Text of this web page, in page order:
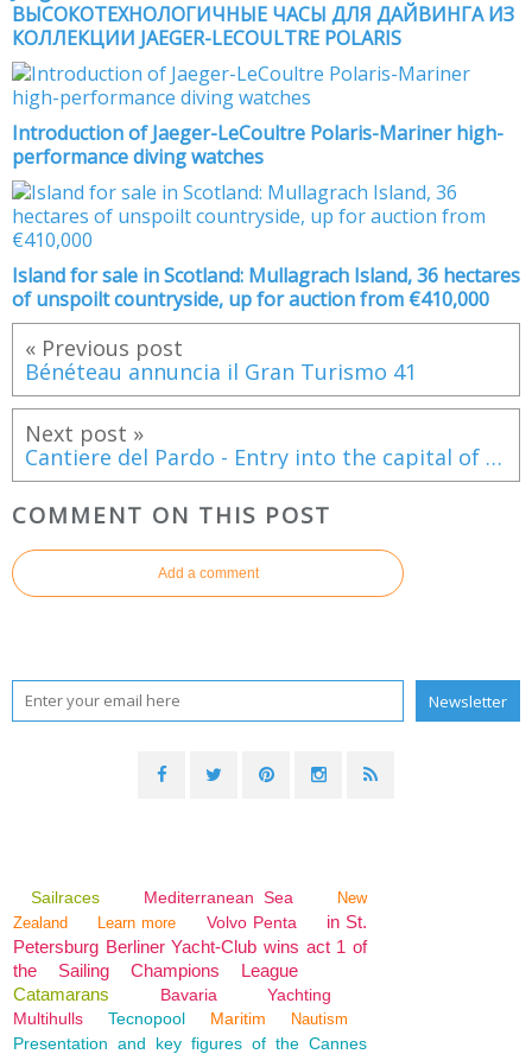
ВЫСОКОТЕХНОЛОГИЧНЫЕ ЧАСЫ ДЛЯ ДАЙВИНГА ИЗ
КОЛЛЕКЦИИ JAEGER-LECOULTRE POLARIS
Introduction of Jaeger-LeCoultre Polaris-Mariner high-
performance diving watches
Island for sale in Scotland: Mullagrach Island, 36 hectares
of unspoilt countryside, up for auction from €410,000
« Previous post
Bénéteau annuncia il Gran Turismo 41
Next post »
Cantiere del Pardo - Entry into the capital of the investment fund Wise Equity
COMMENT ON THIS POST
Add a comment
Sailraces Mediterranean Sea
New
Zealand
Learn more Volvo Penta
in St.
Petersburg Berliner Yacht-Club wins act 1 of
the Sailing Champions League
Catamarans
Bavaria
Yachting
Multihulls
Tecnopool Maritim Nautism
Presentation and key figures of the Cannes